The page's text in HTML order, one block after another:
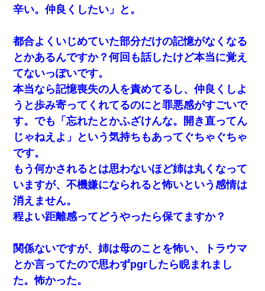
【考察】兄嫁急死の1年後、兄が引越すというので手伝いに
日航機墜落事故の「ここからは日本語で大丈夫ですよ〜」
の絶望感がヤバイ・・・
この母親は娘の黒歴史を掘り出さないと死ぬんか？ 死ぬ
んか？
宅飲みで女友達の乳を見てしまった・・・
【まぬけ】夫「離婚だ！」私「わかった。で？」夫「慰謝
料だ！」私「いいけど弁護士通して。私も請求する」夫
「」
【GJ!】会社から帰宅中、広い駐車場にエンジンかけっ放し
の車を発見。しかも「ヒィ～」みたいな声も聞こえてきた
ってた
私が遺産を相続。→それを知った義両親が「旅行代金を出
せ！」「リフォーム費用を負担しろ！」「金の管理は私達
辛い。仲良くしたい」と。
都合よくいじめていた部分だけの記憶がなくなる
とかあるんですか？何回も話したけど本当に覚え
てないっぽいです。
本当なら記憶喪失の人を責めてるし、仲良くしよ
うと歩み寄ってくれてるのにと罪悪感がすごいで
す。でも「忘れたとかふざけんな。開き直ってん
じゃねえよ」という気持ちもあってぐちゃぐちゃ
です。
もう何かされるとは思わないほど姉は丸くなって
いますが、不機嫌になられると怖いという感情は
消えません。
程よい距離感ってどうやったら保てますか？
関係ないですが、姉は母のことを怖い、トラウマ
とか言ってたので思わずpgrしたら睨まれまし
た。怖かった。